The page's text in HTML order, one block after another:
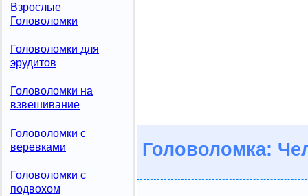
Взрослые
Головоломки
Головоломки для
эрудитов
Головоломки на
взвешивание
Головоломки с
веревками
Головоломки с
подвохом
Головоломка: